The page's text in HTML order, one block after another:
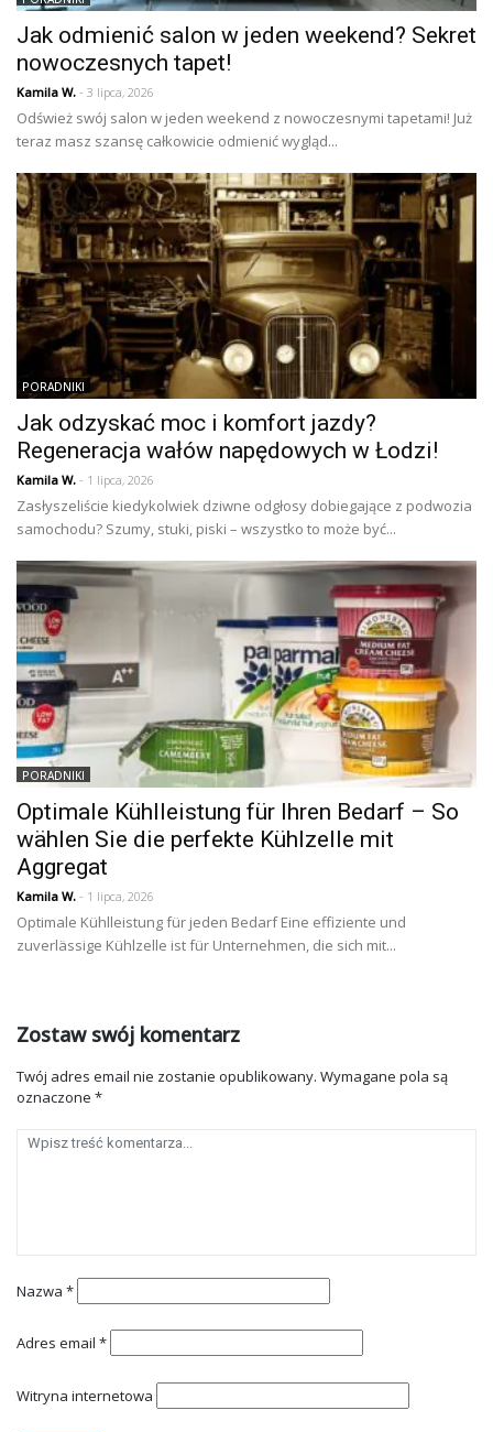
Jak odmienić salon w jeden weekend? Sekret
nowoczesnych tapet!
Kamila W. - 3 lipca, 2026
Odśwież swój salon w jeden weekend z nowoczesnymi tapetami! Już
teraz masz szansę całkowicie odmienić wygląd...
PORADNIKI
Jak odzyskać moc i komfort jazdy?
Regeneracja wałów napędowych w Łodzi!
Kamila W. - 1 lipca, 2026
Zasłyszeliście kiedykolwiek dziwne odgłosy dobiegające z podwozia
samochodu? Szumy, stuki, piski – wszystko to może być...
PORADNIKI
Optimale Kühlleistung für Ihren Bedarf – So
wählen Sie die perfekte Kühlzelle mit
Aggregat
Kamila W. - 1 lipca, 2026
Optimale Kühlleistung für jeden Bedarf Eine effiziente und
zuverlässige Kühlzelle ist für Unternehmen, die sich mit...
Zostaw swój komentarz
Twój adres email nie zostanie opublikowany. Wymagane pola są
oznaczone *
Nazwa *
Adres email *
Witryna internetowa